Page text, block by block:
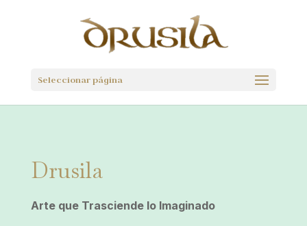
Seleccionar página
Drusila
Arte que Trasciende lo Imaginado